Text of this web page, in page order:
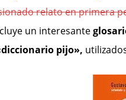
relato en primera
un interesante
pijo»,